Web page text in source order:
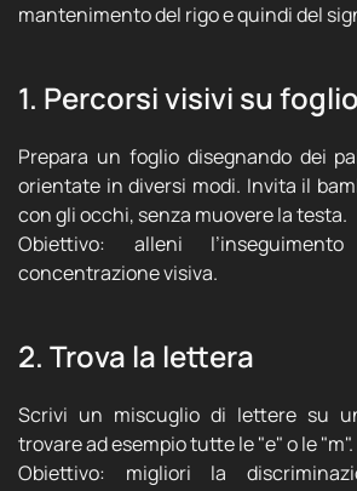
mantenimento del rigo e quindi del
1. Percorsi visivi su foglio
Prepara un foglio disegnando dei
orientate in diversi modi. Invita il
con gli occhi, senza muovere la testa.
Obiettivo: alleni
concentrazione visiva.
2. Trova la lettera
Scrivi un miscuglio di lettere su
trovare ad esempio tutte le "e" o le "m".
Obiettivo: migliori la